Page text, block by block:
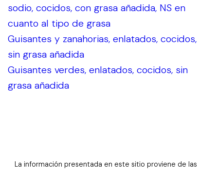
sodio, cocidos, con grasa añadida, NS en
cuanto al tipo de grasa
Guisantes y zanahorias, enlatados, cocidos,
sin grasa añadida
Guisantes verdes, enlatados, cocidos, sin
grasa añadida
La información presentada en este sitio proviene de las